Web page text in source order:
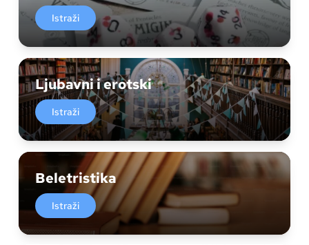
Istraži
Ljubavni i erotski
Istraži
Beletristika
Istraži